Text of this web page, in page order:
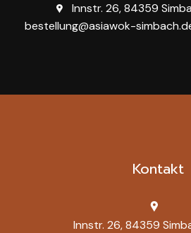
Innstr. 26, 84359
bestellung@asiawok-
Kontakt
Innstr. 26, 84359